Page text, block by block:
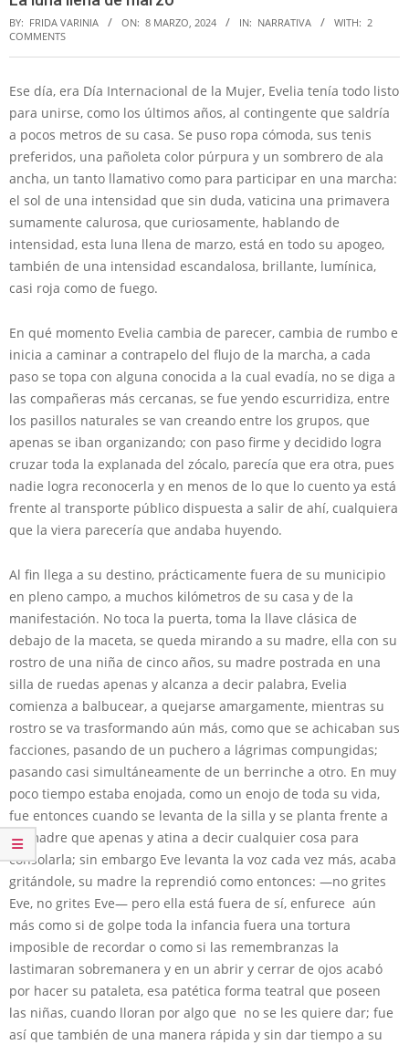
BY: FRIDA VARINIA ON: 8 MARZO, 2024 IN: NARRATIVA WITH: 2
COMMENTS
Ese día, era Día Internacional de la Mujer, Evelia tenía todo listo
para unirse, como los últimos años, al contingente que saldría
a pocos metros de su casa. Se puso ropa cómoda, sus tenis
preferidos, una pañoleta color púrpura y un sombrero de ala
ancha, un tanto llamativo como para participar en una marcha:
el sol de una intensidad que sin duda, vaticina una primavera
sumamente calurosa, que curiosamente, hablando de
intensidad, esta luna llena de marzo, está en todo su apogeo,
también de una intensidad escandalosa, brillante, lumínica,
casi roja como de fuego.
En qué momento Evelia cambia de parecer, cambia de rumbo e
inicia a caminar a contrapelo del flujo de la marcha, a cada
paso se topa con alguna conocida a la cual evadía, no se diga a
las compañeras más cercanas, se fue yendo escurridiza, entre
los pasillos naturales se van creando entre los grupos, que
apenas se iban organizando; con paso firme y decidido logra
cruzar toda la explanada del zócalo, parecía que era otra, pues
nadie logra reconocerla y en menos de lo que lo cuento ya está
frente al transporte público dispuesta a salir de ahí, cualquiera
que la viera parecería que andaba huyendo.
Al fin llega a su destino, prácticamente fuera de su municipio
en pleno campo, a muchos kilómetros de su casa y de la
manifestación. No toca la puerta, toma la llave clásica de
debajo de la maceta, se queda mirando a su madre, ella con su
rostro de una niña de cinco años, su madre postrada en una
silla de ruedas apenas y alcanza a decir palabra, Evelia
comienza a balbucear, a quejarse amargamente, mientras su
rostro se va trasformando aún más, como que se achicaban sus
facciones, pasando de un puchero a lágrimas compungidas;
pasando casi simultáneamente de un berrinche a otro. En muy
poco tiempo estaba enojada, como un enojo de toda su vida,
fue entonces cuando se levanta de la silla y se planta frente a
su madre que apenas y atina a decir cualquier cosa para
consolarla; sin embargo Eve levanta la voz cada vez más, acaba
gritándole, su madre la reprendió como entonces: —no grites
Eve, no grites Eve— pero ella está fuera de sí, enfurece aún
más como si de golpe toda la infancia fuera una tortura
imposible de recordar o como si las remembranzas la
lastimaran sobremanera y en un abrir y cerrar de ojos acabó
por hacer su pataleta, esa patética forma teatral que poseen
las niñas, cuando lloran por algo que no se les quiere dar; fue
así que también de una manera rápida y sin dar tiempo a su